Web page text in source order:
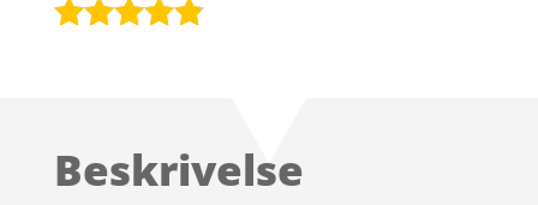
kundebedø
Beskrivelse